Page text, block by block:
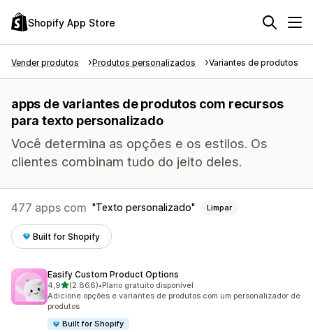
Shopify App Store
Vender produtos Produtos personalizados Variantes de produtos
apps de variantes de produtos com recursos
para texto personalizado
Você determina as opções e os estilos. Os
clientes combinam tudo do jeito deles.
477 apps com Texto personalizado Limpar
Built for Shopify
Easify Custom Product Options
4,9de 5 estrelas
(2.866)
2866 avaliações ao todo
•Plano gratuito disponível
Adicione opções e variantes de produtos com um personalizador de
produtos
Built for Shopify